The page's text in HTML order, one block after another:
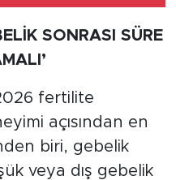
SONRASI SÜRE
fertilite
açısından en
biri, gebelik
veya dış gebelik